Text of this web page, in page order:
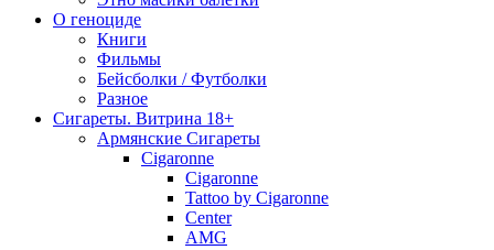
О геноциде
Книги
Фильмы
Бейсболки / Футболки
Разное
Сигареты. Витрина 18+
Армянские Сигареты
Cigaronne
Cigaronne
Tattoo by Cigaronne
Center
AMG